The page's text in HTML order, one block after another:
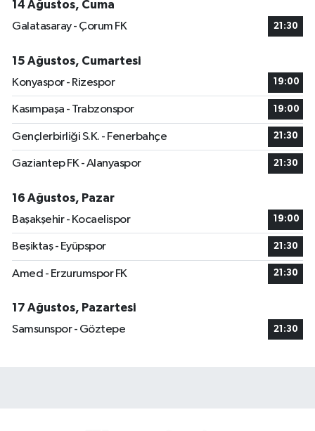
14 Ağustos, Cuma
Galatasaray - Çorum FK
21:30
15 Ağustos, Cumartesi
Konyaspor - Rizespor
19:00
Kasımpaşa - Trabzonspor 19:00
Gençlerbirliği S.K. - Fenerbahçe 21:30
Gaziantep FK - Alanyaspor 21:30
16 Ağustos, Pazar
Başakşehir - Kocaelispor
19:00
Beşiktaş - Eyüpspor 21:30
Amed - Erzurumspor FK 21:30
17 Ağustos, Pazartesi
Samsunspor - Göztepe
21:30